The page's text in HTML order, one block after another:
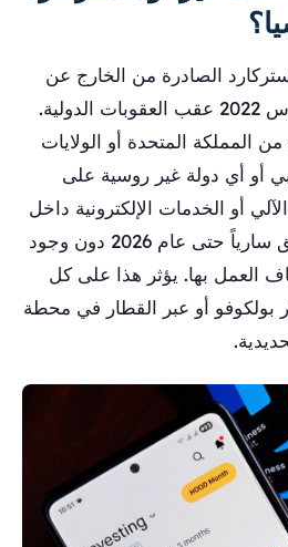
الصادرة من الخارج عن
العمل في روسيا في مارس 2022 عقب العقوبات الدولية.
المملكة المتحدة أو الولايات
أو أي دولة غير روسية على
أو الخدمات الإلكترونية داخل
البلاد، ولا يزال هذا التعليق سارياً حتى عام 2026 دون وجود
العمل بها. يؤثر هذا على كل
بولكوفو أو عبر القطار في محطة